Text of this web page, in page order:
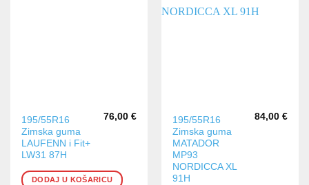
195/55R16
Zimska guma
LAUFENN i Fit+
LW31 87H
76,00 €
DODAJ U KOŠARICU
195/55R16
Zimska guma
MATADOR
MP93
NORDICCA XL
91H
84,00 €